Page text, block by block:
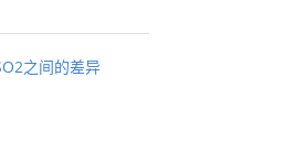
之间的差异